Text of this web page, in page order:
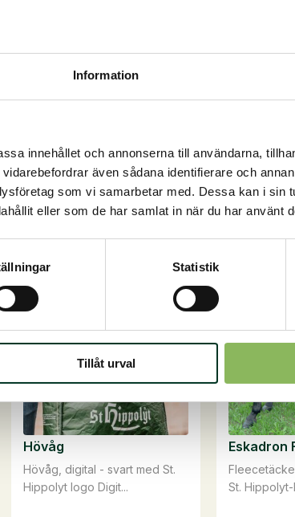
Information
innehållet och annonserna till användarna,
även sådana identifierare och
som vi samarbetar med. Dessa kan i sin
eller som de har samlat in när du har använt
Statistik
Tillåt urval
På lager
Gastro Relief Oil
Från330,00SEK
Välj alternativ
Den
har
flera
varianter.
olika
alternativen
kan
väljas
på
produktsidan
På lager
125,00
Flexihink,
liter
Hövåg, digital - svart med St.
Hippolyt logo Digit...
Hövåg
St. Hippolyt-
Eskadron